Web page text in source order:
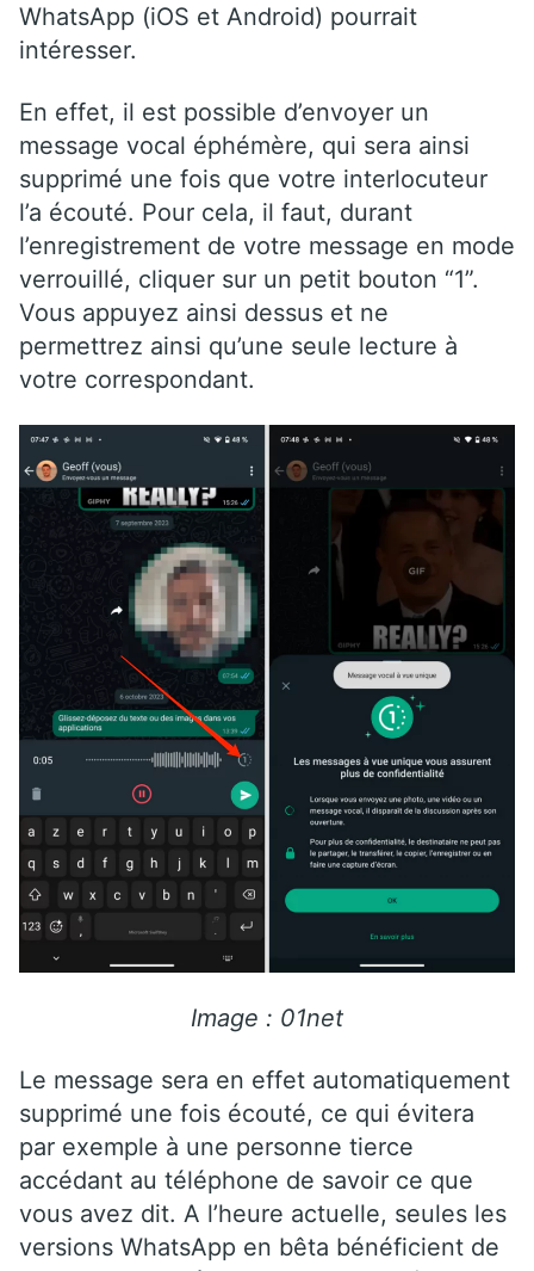
WhatsApp (iOS et Android) pourrait
intéresser.
En effet, il est possible d’envoyer un
message vocal éphémère, qui sera ainsi
supprimé une fois que votre interlocuteur
l’a écouté. Pour cela, il faut, durant
l’enregistrement de votre message en mode
verrouillé, cliquer sur un petit bouton “1”.
Vous appuyez ainsi dessus et ne
permettrez ainsi qu’une seule lecture à
votre correspondant.
Image : 01net
Le message sera en effet automatiquement
supprimé une fois écouté, ce qui évitera
par exemple à une personne tierce
accédant au téléphone de savoir ce que
vous avez dit. A l’heure actuelle, seules les
versions WhatsApp en bêta bénéficient de